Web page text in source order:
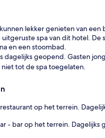
lekker genieten van een
spa van dit hotel. De
en een stoombad.
dagelijks geopend. Gasten
tot de spa toegelaten.
restaurant op het terrein.
- bar op het terrein. Dagelijks